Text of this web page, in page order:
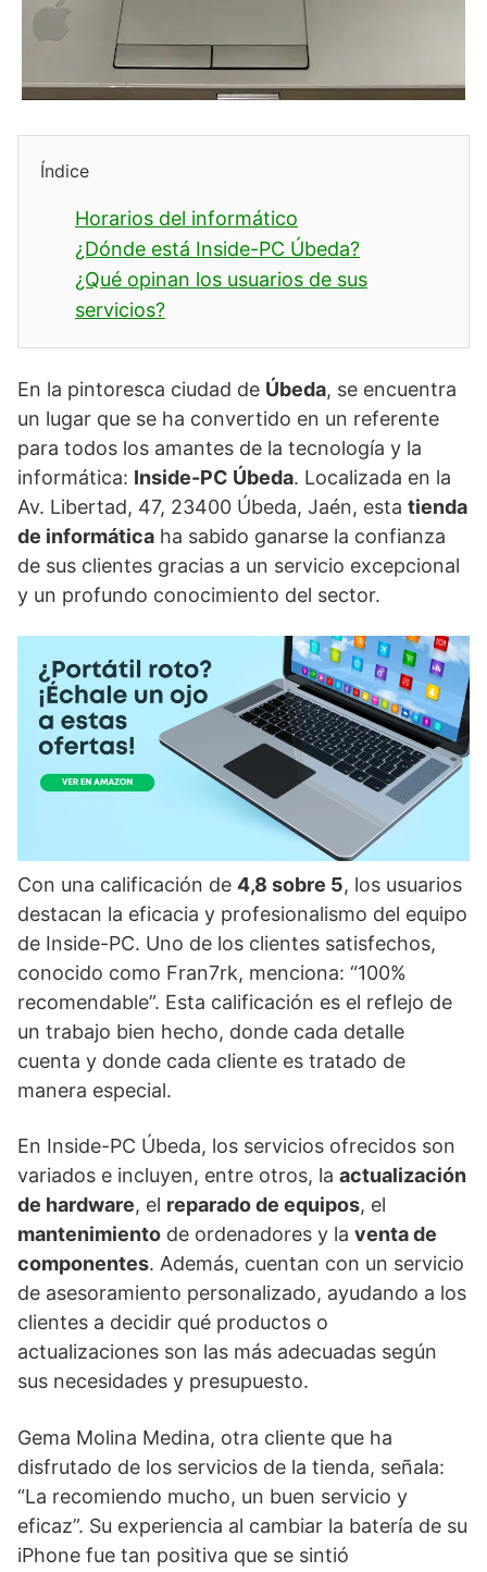
Índice
Horarios del informático
¿Dónde está Inside-PC Úbeda?
¿Qué opinan los usuarios de sus
servicios?
En la pintoresca ciudad de Úbeda, se encuentra
un lugar que se ha convertido en un referente
para todos los amantes de la tecnología y la
informática: Inside-PC Úbeda. Localizada en la
Av. Libertad, 47, 23400 Úbeda, Jaén, esta tienda
de informática ha sabido ganarse la confianza
de sus clientes gracias a un servicio excepcional
y un profundo conocimiento del sector.
Con una calificación de 4,8 sobre 5, los usuarios
destacan la eficacia y profesionalismo del equipo
de Inside-PC. Uno de los clientes satisfechos,
conocido como Fran7rk, menciona: “100%
recomendable”. Esta calificación es el reflejo de
un trabajo bien hecho, donde cada detalle
cuenta y donde cada cliente es tratado de
manera especial.
En Inside-PC Úbeda, los servicios ofrecidos son
variados e incluyen, entre otros, la actualización
de hardware, el reparado de equipos, el
mantenimiento de ordenadores y la venta de
componentes. Además, cuentan con un servicio
de asesoramiento personalizado, ayudando a los
clientes a decidir qué productos o
actualizaciones son las más adecuadas según
sus necesidades y presupuesto.
Gema Molina Medina, otra cliente que ha
disfrutado de los servicios de la tienda, señala:
“La recomiendo mucho, un buen servicio y
eficaz”. Su experiencia al cambiar la batería de su
iPhone fue tan positiva que se sintió